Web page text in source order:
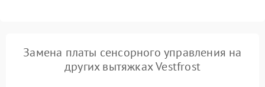
Замена платы сенсорного управления на
других вытяжках Vestfrost